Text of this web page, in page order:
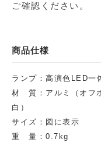
ご確認ください。
商品仕様
ランプ：高演色LED一
材 質：アルミ（オフ
白）
サイズ：図に表示
重 量：0.7kg